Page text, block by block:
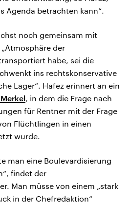
Agenda betrachten kann“.
noch gemeinsam mit
der
habe, sei die
ins rechtskonservative
Lager“. Hafez erinnert an ein
, in dem die Frage nach
für Rentner mit der Frage
Flüchtlingen in einen
wurde.
man eine Boulevardisierung
findet der
Man müsse von einem „stark
in der Chefredaktion“